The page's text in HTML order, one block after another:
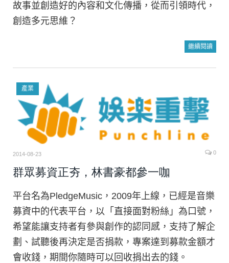
故事並創造好的內容和文化傳播，從而引領時代，
創造多元思維？
繼續閱讀
產業
2014-08-23 0
群眾募資正夯，林書豪都參一咖
平台名為PledgeMusic，2009年上線，已經是音樂
募資中的代表平台，以「直接面對粉絲」為口號，
希望能讓支持者有參與創作的認同感，支持了解企
劃、試聽後再決定是否捐款，專案達到募款金額才
會收錢，期間你隨時可以回收捐出去的錢。